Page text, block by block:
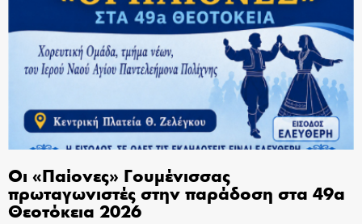
Οι «Παίονες» Γουμένισσας
πρωταγωνιστές στην παράδοση στα 49α
Θεοτόκεια 2026